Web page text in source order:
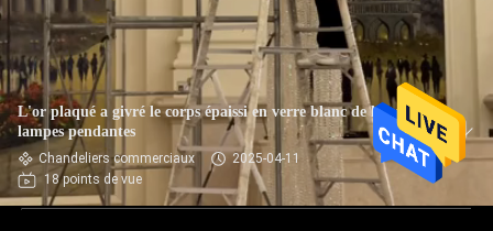
L'or plaqué a givré le corps épaissi en verre blanc de lampe de
lampes pendantes
Chandeliers commerciaux
2025-04-11
18 points de vue